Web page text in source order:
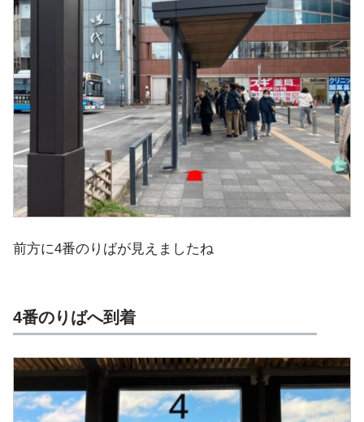
前方に4番のりばが見えましたね
4番のりばへ到着